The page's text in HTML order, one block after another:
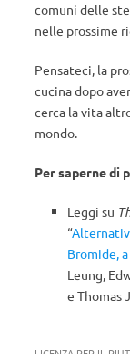
comuni delle
nelle prossime
Pensateci, la
cucina dopo
cerca la vita
mondo.
Per saperne di
Leggi su
“
Bromide,
Leung,
e Thomas